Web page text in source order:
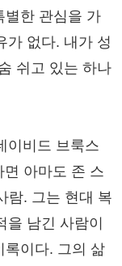
별한 관심을 가
가 없다. 내가 성
쉬고 있는 하나
이비드 브룩스
아마도 존 스
람. 그는 현대 복
남긴 사람이
록이다. 그의 삶